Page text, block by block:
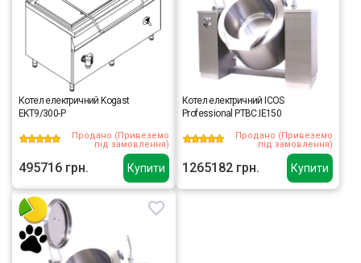
Купити
Котел електричний Kogast
EKT9/300-P
Продано (Привеземо
під замовлення)
495716 грн. Купити
Котел електричний ICOS
Professional PTBC.IE150
Продано (Привеземо
під замовлення)
1265182 грн.